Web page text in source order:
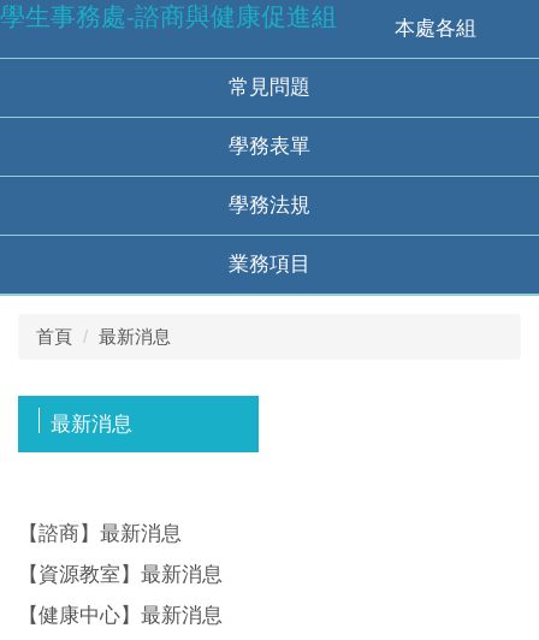
跳
內
區
學生事務處-諮商與健康促進組 本處各組
常見問題
學務表單
學務法規
業務項目
首頁 最新消息
最新消息
【諮商】最新消息
【資源教室】最新消息
【健康中心】最新消息